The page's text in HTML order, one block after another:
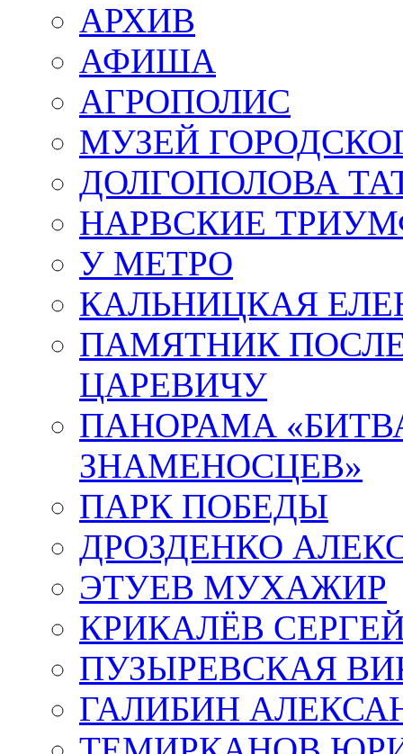
АРХИВ
АФИША
АГРОПОЛИС
МУЗЕЙ
ДОЛГОПОЛОВА
НАРВСКИЕ
У МЕТРО
КАЛЬНИЦКАЯ
ПАМЯТНИК
ЦАРЕВИЧУ
ПАНОРАМА
ЗНАМЕНОСЦЕВ»
ПАРК ПОБЕДЫ
ДРОЗДЕНКО
ЭТУЕВ МУХАЖИР
КРИКАЛЁВ
ПУЗЫРЕВСКАЯ
ГАЛИБИН